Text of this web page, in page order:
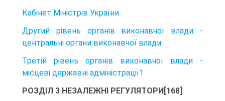
Кабінет Міністрів України
Другий рівень органів виконавчої влади -
центральні органи виконавчої влади
Третій рівень органів виконавчої влади -
місцеві державні адміністрації1
РОЗДІЛ 3 НЕЗАЛЕЖНІ РЕГУЛЯТОРИ[168]